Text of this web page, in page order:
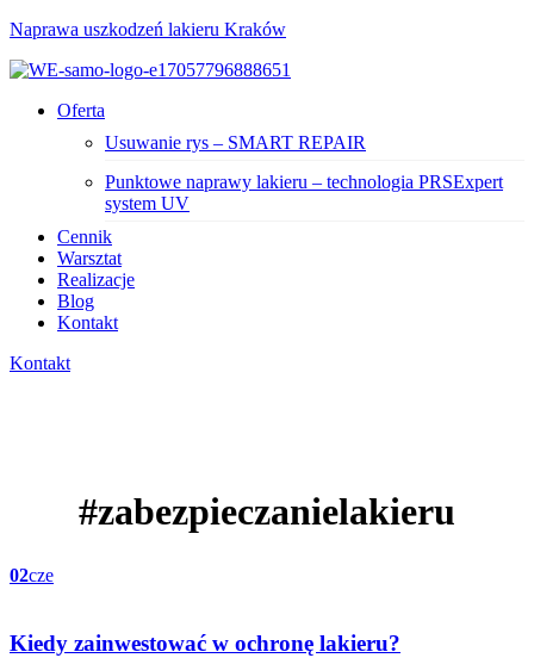
Naprawa uszkodzeń lakieru Kraków
Menu
Oferta
Usuwanie rys – SMART REPAIR
Punktowe naprawy lakieru – technologia PRSExpert
system UV
Cennik
Warsztat
Realizacje
Blog
Kontakt
Kontakt
#zabezpieczanielakieru
02cze
Kiedy zainwestować w ochronę lakieru?